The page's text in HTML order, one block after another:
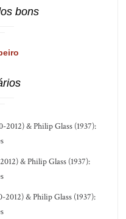
bons
2012) & Philip Glass (1937):
& Philip Glass (1937):
2012) & Philip Glass (1937):